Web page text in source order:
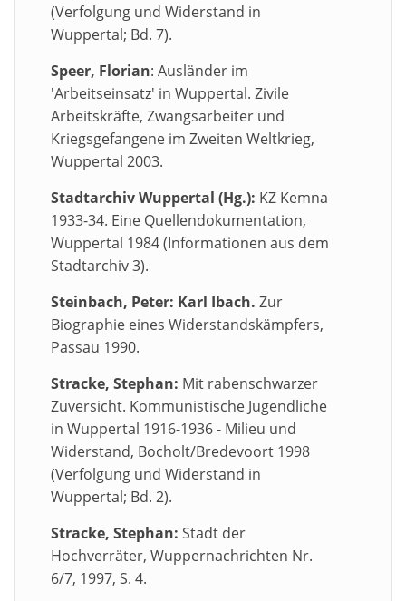
(Verfolgung und Widerstand in
Wuppertal; Bd. 7).
Speer, Florian: Ausländer im
'Arbeitseinsatz' in Wuppertal. Zivile
Arbeitskräfte, Zwangsarbeiter und
Kriegsgefangene im Zweiten Weltkrieg,
Wuppertal 2003.
Stadtarchiv Wuppertal (Hg.): KZ Kemna
1933-34. Eine Quellendokumentation,
Wuppertal 1984 (Informationen aus dem
Stadtarchiv 3).
Steinbach, Peter: Karl Ibach. Zur
Biographie eines Widerstandskämpfers,
Passau 1990.
Stracke, Stephan: Mit rabenschwarzer
Zuversicht. Kommunistische Jugendliche
in Wuppertal 1916-1936 - Milieu und
Widerstand, Bocholt/Bredevoort 1998
(Verfolgung und Widerstand in
Wuppertal; Bd. 2).
Stracke, Stephan: Stadt der
Hochverräter, Wuppernachrichten Nr.
6/7, 1997, S. 4.